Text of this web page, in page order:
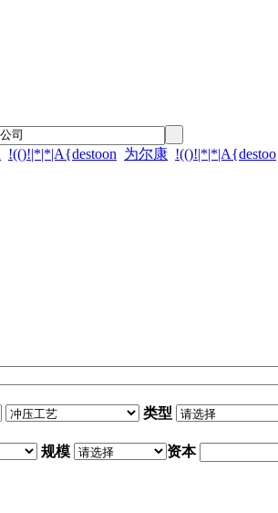
!(()!|*|*|A{destoon 为尔康 !(()!|*|*|A{destoo
类型
规模
资本